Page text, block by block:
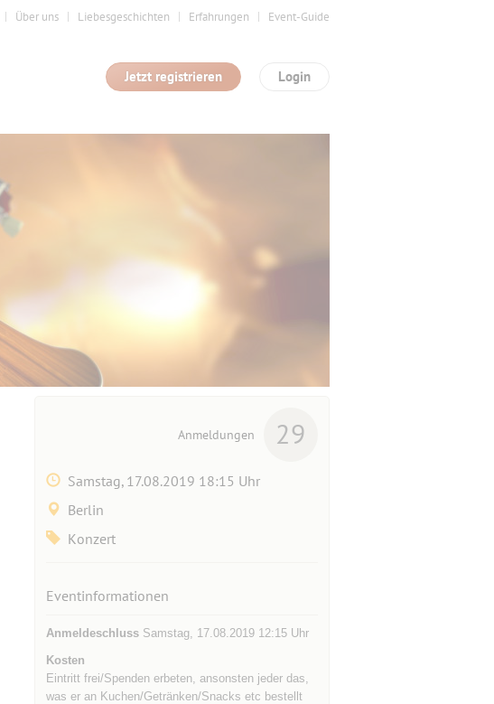
Über uns Liebesgeschichten Erfahrungen Event-Guide
Login
Jetzt registrieren
Anmeldungen 29
Samstag, 17.08.2019 18:15 Uhr
Berlin
Konzert
Eventinformationen
AnmeldeschlussSamstag, 17.08.2019 12:15 Uhr
Kosten
Eintritt frei/Spenden erbeten, ansonsten jeder das,
was er an Kuchen/Getränken/Snacks etc bestellt